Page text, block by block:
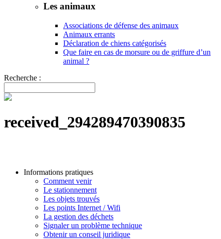
Les animaux
Associations de défense des animaux
Animaux errants
Déclaration de chiens catégorisés
Que faire en cas de morsure ou de griffure d’un
animal ?
Recherche :
received_294289470390835
Informations pratiques
Comment venir
Le stationnement
Les objets trouvés
Les points Internet / Wifi
La gestion des déchets
Signaler un problème technique
Obtenir un conseil juridique